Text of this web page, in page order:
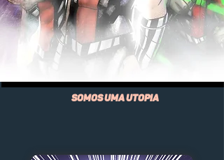
somos uma utopia